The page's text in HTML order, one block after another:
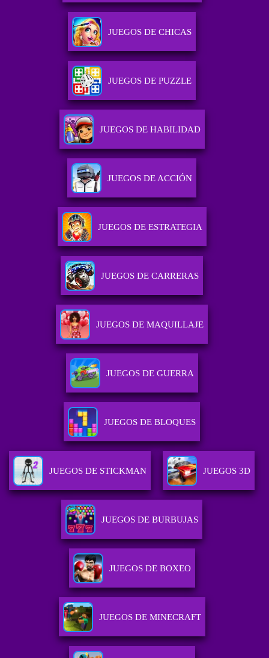
JUEGOS DE CHICAS
JUEGOS DE PUZZLE
JUEGOS DE HABILIDAD
JUEGOS DE ACCIÓN
JUEGOS DE ESTRATEGIA
JUEGOS DE CARRERAS
JUEGOS DE MAQUILLAJE
JUEGOS DE GUERRA
JUEGOS DE BLOQUES
JUEGOS DE STICKMAN JUEGOS 3D
JUEGOS DE BURBUJAS
JUEGOS DE BOXEO
JUEGOS DE MINECRAFT